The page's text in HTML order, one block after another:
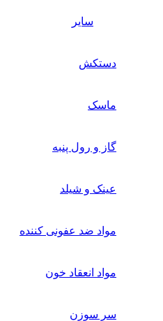
سایر
دستکش
ماسک
گاز و رول پنبه
عینک و شیلد
مواد ضد عفونی کننده
مواد انعقاد خون
سر سوزن